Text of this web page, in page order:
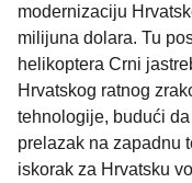
modernizaciju
milijuna dolara. Tu
helikoptera Crni
Hrvatskog ratnog
tehnologije, budući
prelazak na zapadnu
iskorak za Hrvatsku